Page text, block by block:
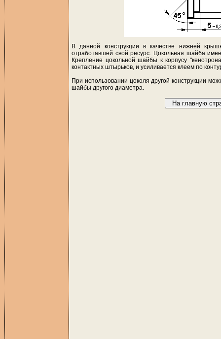
В данной конструкции в качестве нижней
отработавшей свой ресурс. Цокольная шайба
Крепление цокольной шайбы к корпусу
контактных штырьков, и усиливается клеем по
При использовании цоколя другой конструкции
шайбы другого диаметра.